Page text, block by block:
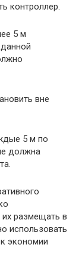
контроллер.
5 м
вне
5 м по
должна
размещать в
использовать
экономии